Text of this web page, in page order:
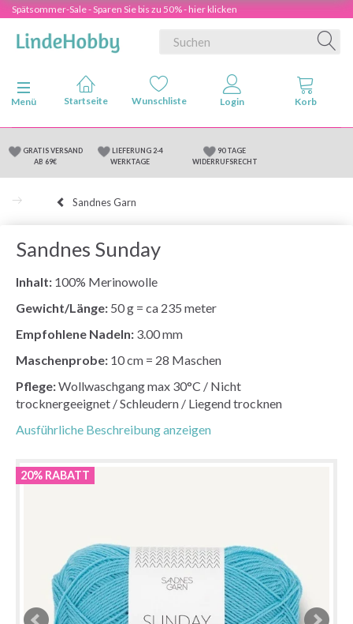
Spätsommer-Sale - Sparen Sie bis zu 50% - hier klicken
Anzeige ändern
Menü
GRATIS VERSAND
AB 69€
LIEFERUNG 2-4
WERKTAGE
90 TAGE
WIDERRUFSRECHT
Sandnes Garn
Sandnes Sunday
Inhalt: 100% Merinowolle
Gewicht/Länge: 50 g = ca 235 meter
Empfohlene Nadeln: 3.00 mm
Maschenprobe: 10 cm = 28 Maschen
Pflege:Wollwaschgang max 30°C / Nicht
trocknergeeignet / Schleudern / Liegend trocknen
Ausführliche Beschreibung anzeigen
20% RABATT